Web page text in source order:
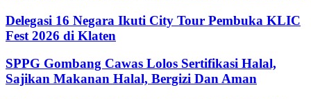
Delegasi 16 Negara Ikuti City Tour Pembuka KLIC
Fest 2026 di Klaten
SPPG Gombang Cawas Lolos Sertifikasi Halal,
Sajikan Makanan Halal, Bergizi Dan Aman